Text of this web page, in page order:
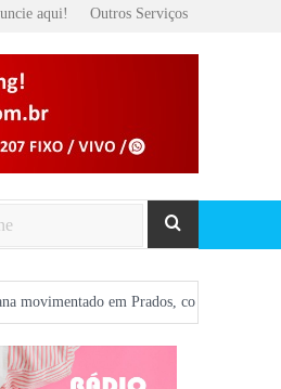
aqui! Outros Serviços
em Prados, com show gratuito na Praça